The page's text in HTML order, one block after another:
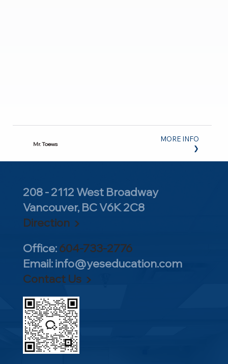
Mr. Toews
MORE INFO
❯
208 - 2112 West Broadway
Vancouver, BC V6K 2C8
Direction ▶
Office:604-733-2776
Email:info@yeseducation.com
Contact Us ▶